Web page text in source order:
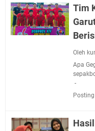
Tim
Oleh
Apa